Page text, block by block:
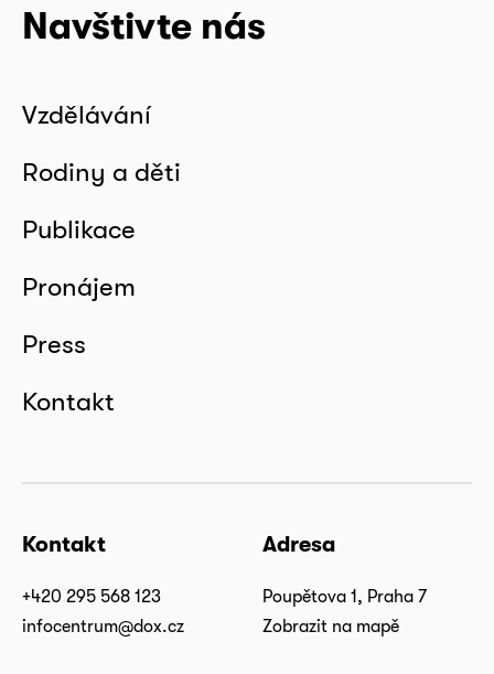
Navštivte nás
Vzdělávání
Rodiny a děti
Publikace
Pronájem
Press
Kontakt
Kontakt
+420 295 568 123
infocentrum@dox.cz
Adresa
Poupětova 1, Praha 7
Zobrazit na mapě